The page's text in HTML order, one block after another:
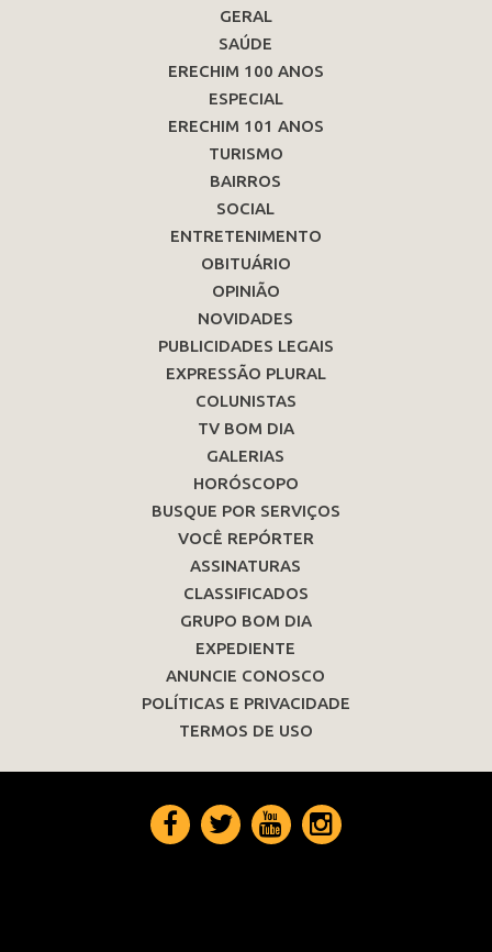
GERAL
SAÚDE
ERECHIM 100 ANOS
ESPECIAL
ERECHIM 101 ANOS
TURISMO
BAIRROS
SOCIAL
ENTRETENIMENTO
OBITUÁRIO
OPINIÃO
NOVIDADES
PUBLICIDADES LEGAIS
EXPRESSÃO PLURAL
COLUNISTAS
TV BOM DIA
GALERIAS
HORÓSCOPO
BUSQUE POR SERVIÇOS
VOCÊ REPÓRTER
ASSINATURAS
CLASSIFICADOS
GRUPO BOM DIA
EXPEDIENTE
ANUNCIE CONOSCO
POLÍTICAS E PRIVACIDADE
TERMOS DE USO